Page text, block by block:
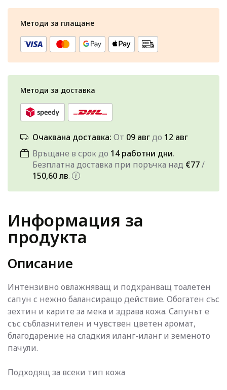
Методи за плащане
Методи за доставка
Очаквана доставка: От 09 авгдо 12 авг
Връщане в срок до 14 работни дни.
Безплатна доставка при поръчка над €77/
150,60 лв.
Информация за
продукта
Описание
Интензивно овлажняващ и подхранващ тоалетен
сапун с нежно балансиращо действие. Обогатен със
зехтин и карите за мека и здрава кожа. Сапунът е
със съблазнителен и чувствен цветен аромат,
благодарение на сладкия иланг-иланг и земеното
пачули.
Подходящ за всеки тип кожа